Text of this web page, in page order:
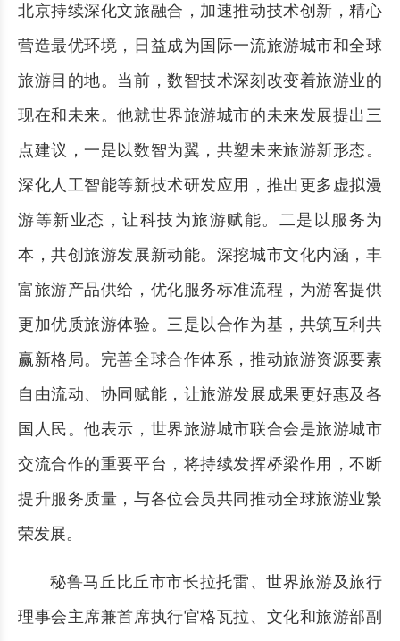
北京持续深化文旅融合，加速推动技术创新，精心
营造最优环境，日益成为国际一流旅游城市和全球
旅游目的地。当前，数智技术深刻改变着旅游业的
现在和未来。他就世界旅游城市的未来发展提出三
点建议，一是以数智为翼，共塑未来旅游新形态。
深化人工智能等新技术研发应用，推出更多虚拟漫
游等新业态，让科技为旅游赋能。二是以服务为
本，共创旅游发展新动能。深挖城市文化内涵，丰
富旅游产品供给，优化服务标准流程，为游客提供
更加优质旅游体验。三是以合作为基，共筑互利共
赢新格局。完善全球合作体系，推动旅游资源要素
自由流动、协同赋能，让旅游发展成果更好惠及各
国人民。他表示，世界旅游城市联合会是旅游城市
交流合作的重要平台，将持续发挥桥梁作用，不断
提升服务质量，与各位会员共同推动全球旅游业繁
荣发展。
秘鲁马丘比丘市市长拉托雷、世界旅游及旅行
理事会主席兼首席执行官格瓦拉、文化和旅游部副